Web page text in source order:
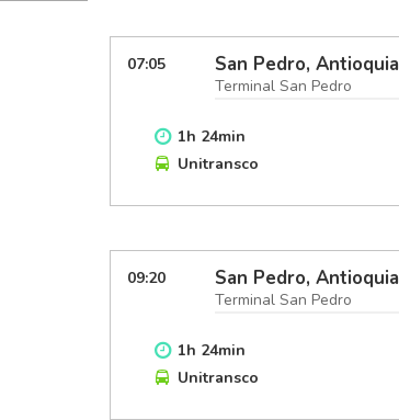
07:05 San Pedro, Antioquia
Terminal San Pedro
1h 24min
Unitransco
09:20 San Pedro, Antioquia
Terminal San Pedro
1h 24min
Unitransco